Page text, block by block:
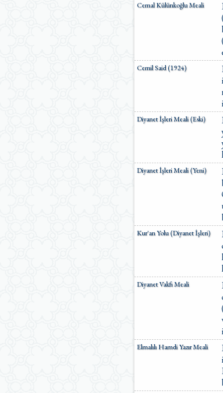
Cemal Külünkoğlu Meali
Cemil Said (1924)
Diyanet İşleri Meali (Eski)
Diyanet İşleri Meali (Yeni)
Kur'an Yolu (Diyanet İşleri)
Diyanet Vakfı Meali
Elmalılı Hamdi Yazır Meali